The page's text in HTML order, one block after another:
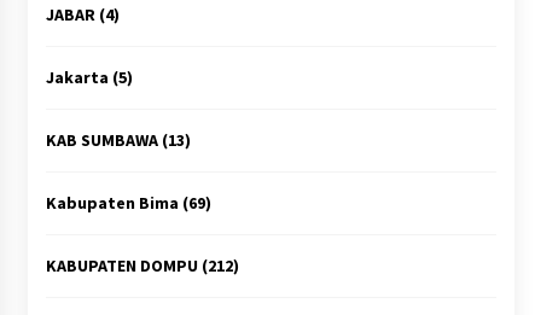
JABAR(4)
Jakarta (5)
KAB SUMBAWA(13)
Kabupaten Bima (69)
KABUPATEN DOMPU(212)